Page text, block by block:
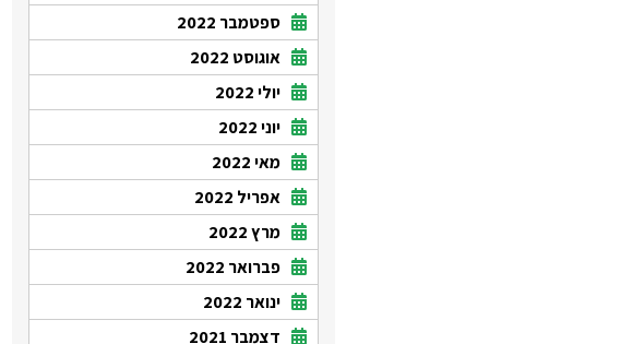
ספטמבר 2022
אוגוסט 2022
יולי 2022
יוני 2022
מאי 2022
אפריל 2022
מרץ 2022
פברואר 2022
ינואר 2022
דצמבר 2021